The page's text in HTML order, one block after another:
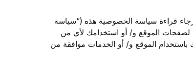
قراءة سياسة الخصوصية هذه (“سياسة
لصفحات الموقع و/ أو استخدامك لأي من
الموقع و/ أو الخدمات موافقة من